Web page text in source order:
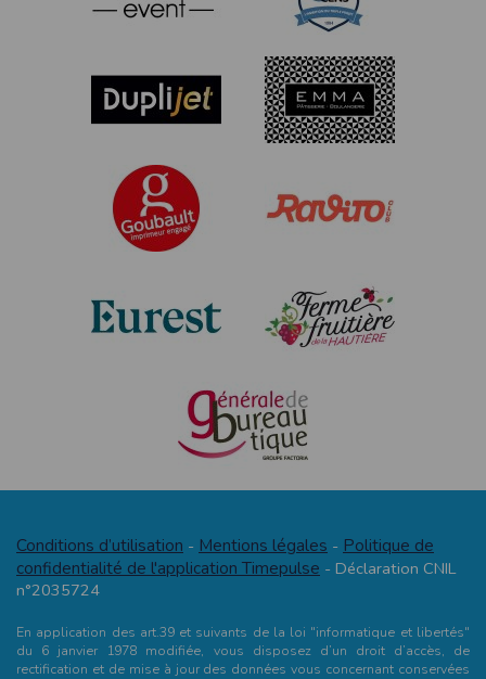
Conditions d’utilisation - Mentions légales - Politique de
confidentialité de l'application Timepulse - Déclaration CNIL
n°2035724
En application des art.39 et suivants de la loi "informatique et libertés"
du 6 janvier 1978 modifiée, vous disposez d’un droit d’accès, de
rectification et de mise à jour des données vous concernant conservées